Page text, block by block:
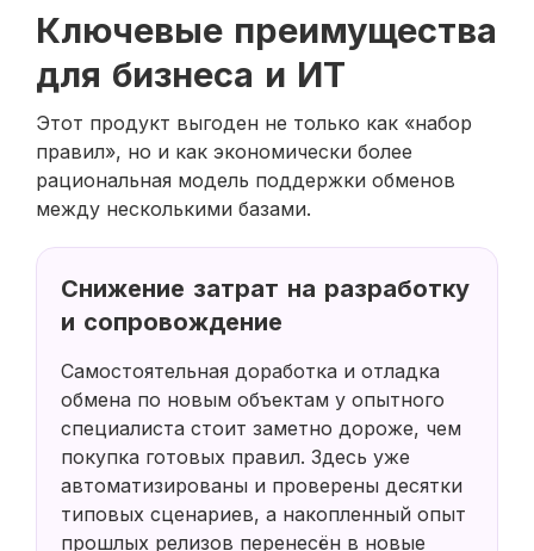
Ключевые преимущества
для бизнеса и ИТ
Этот продукт выгоден не только как «набор
правил», но и как экономически более
рациональная модель поддержки обменов
между несколькими базами.
Снижение затрат на разработку
и сопровождение
Самостоятельная доработка и отладка
обмена по новым объектам у опытного
специалиста стоит заметно дороже, чем
покупка готовых правил. Здесь уже
автоматизированы и проверены десятки
типовых сценариев, а накопленный опыт
прошлых релизов перенесён в новые